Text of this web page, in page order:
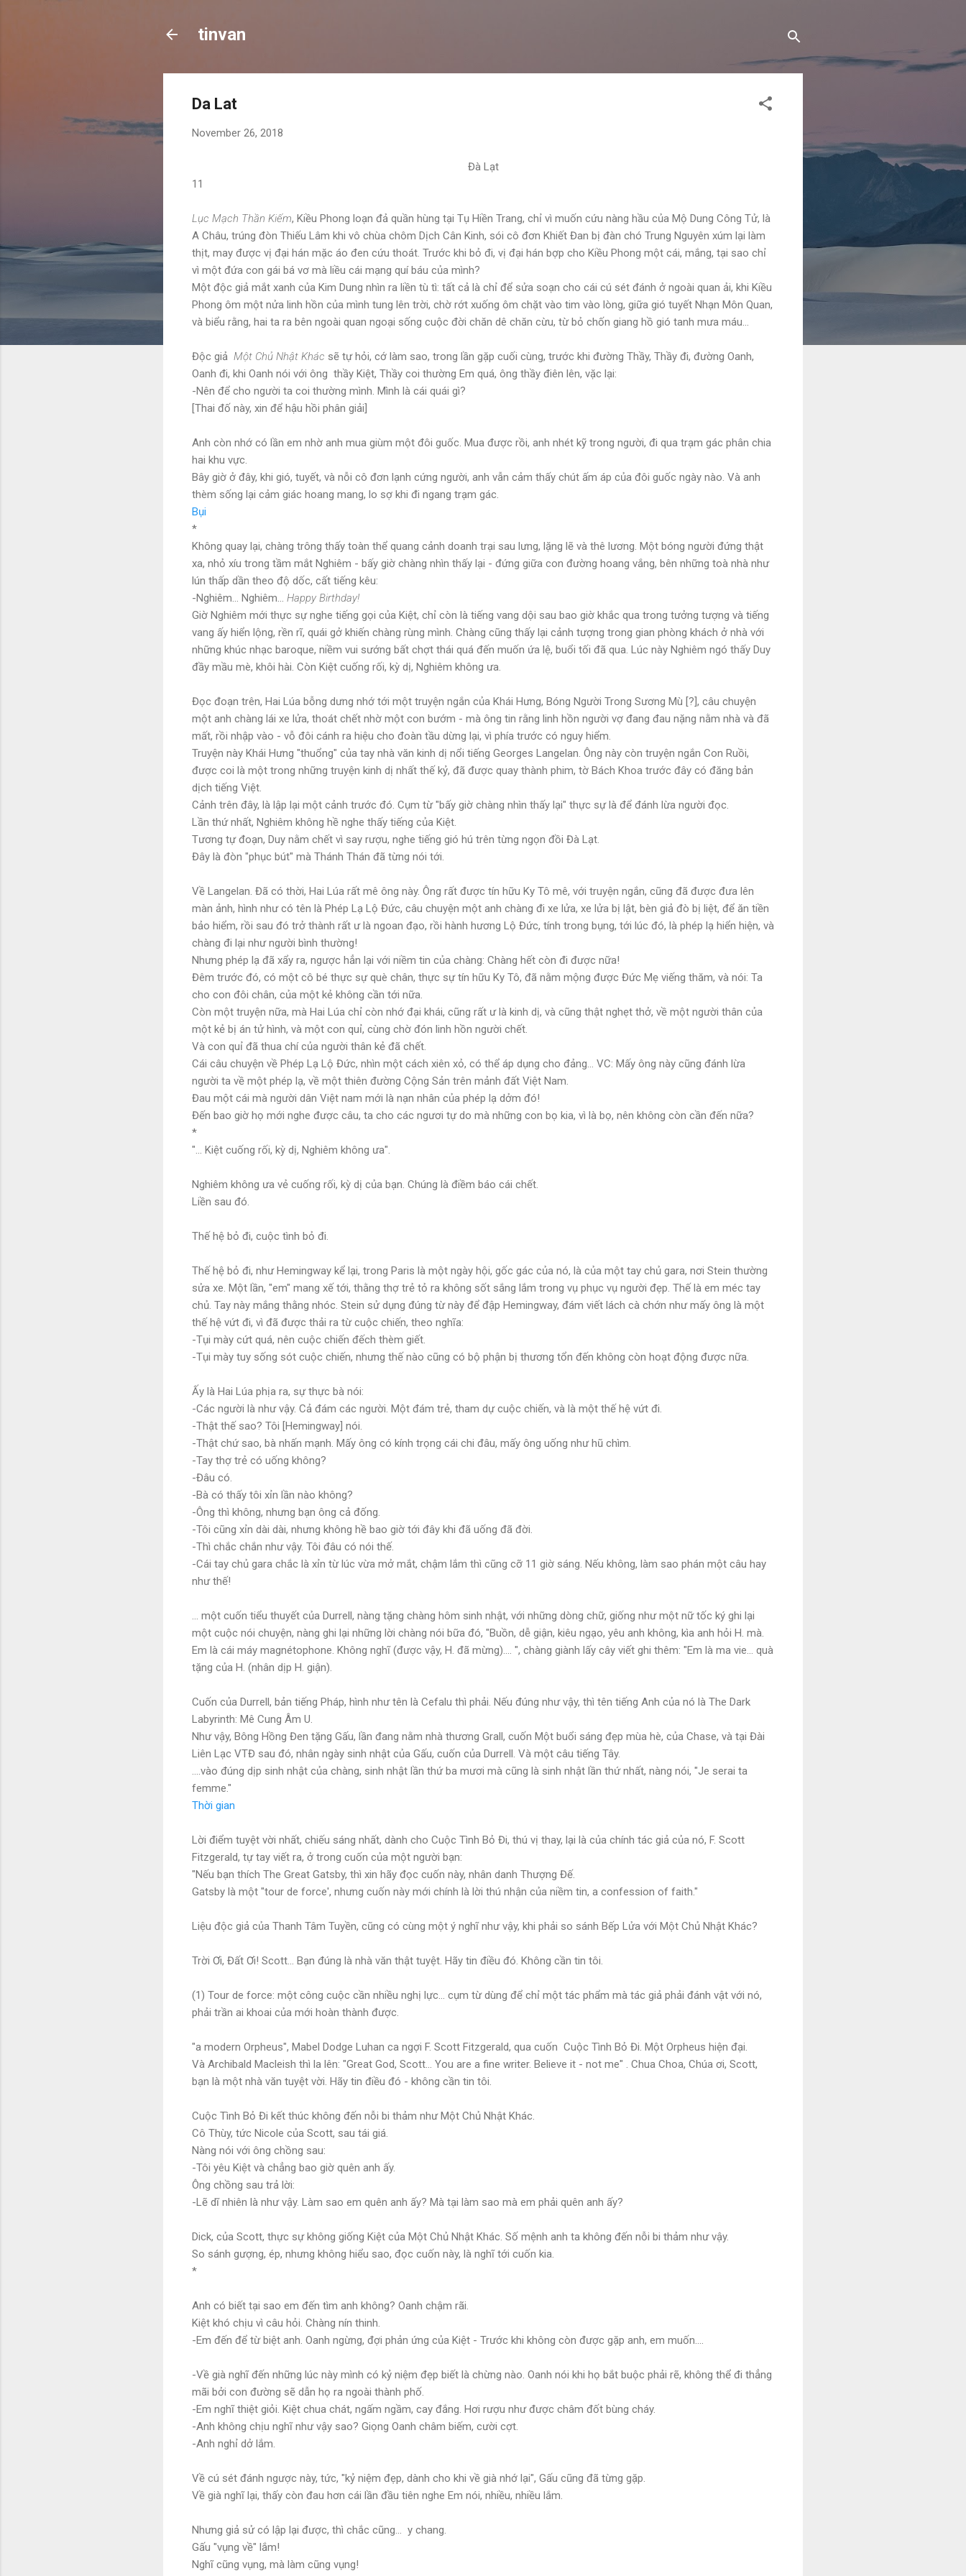
tinvan
Da Lat
November 26, 2018
Đà Lạt
11
Lục Mạch Thần Kiếm, Kiều Phong loạn đả quần hùng tại Tụ Hiền Trang, chỉ vì muốn cứu nàng hầu của Mộ Dung Công Tử, là
A Châu, trúng đòn Thiếu Lâm khi vô chùa chôm Dịch Cân Kinh, sói cô đơn Khiết Đan bị đàn chó Trung Nguyên xúm lại làm
thịt, may được vị đại hán mặc áo đen cứu thoát. Trước khi bỏ đi, vị đại hán bợp cho Kiều Phong một cái, mắng, tại sao chỉ
vì một đứa con gái bá vơ mà liều cái mạng quí báu của mình?
Một độc giả mắt xanh của Kim Dung nhìn ra liền tù tì: tất cả là chỉ để sửa soạn cho cái cú sét đánh ở ngoài quan ải, khi Kiều
Phong ôm một nửa linh hồn của mình tung lên trời, chờ rớt xuống ôm chặt vào tim vào lòng, giữa gió tuyết Nhạn Môn Quan,
và biểu rằng, hai ta ra bên ngoài quan ngoại sống cuộc đời chăn dê chăn cừu, từ bỏ chốn giang hồ gió tanh mưa máu...
Độc giả Một Chủ Nhật Khác sẽ tự hỏi, cớ làm sao, trong lần gặp cuối cùng, trước khi đường Thầy, Thầy đi, đường Oanh,
Oanh đi, khi Oanh nói với ông thầy Kiệt, Thầy coi thường Em quá, ông thầy điên lên, vặc lại:
-Nên để cho người ta coi thường mình. Mình là cái quái gì?
[Thai đố này, xin để hậu hồi phân giải]
Anh còn nhớ có lần em nhờ anh mua giùm một đôi guốc. Mua được rồi, anh nhét kỹ trong người, đi qua trạm gác phân chia
hai khu vực.
Bây giờ ở đây, khi gió, tuyết, và nỗi cô đơn lạnh cứng người, anh vẫn cảm thấy chút ấm áp của đôi guốc ngày nào. Và anh
thèm sống lại cảm giác hoang mang, lo sợ khi đi ngang trạm gác.
Bụi
*
Không quay lại, chàng trông thấy toàn thể quang cảnh doanh trại sau lưng, lặng lẽ và thê lương. Một bóng người đứng thật
xa, nhỏ xíu trong tầm mắt Nghiêm - bấy giờ chàng nhìn thấy lại - đứng giữa con đường hoang vắng, bên những toà nhà như
lún thấp dần theo độ dốc, cất tiếng kêu:
-Nghiêm… Nghiêm… Happy Birthday!
Giờ Nghiêm mới thực sự nghe tiếng gọi của Kiệt, chỉ còn là tiếng vang dội sau bao giờ khắc qua trong tưởng tượng và tiếng
vang ấy hiển lộng, rền rĩ, quái gở khiến chàng rùng mình. Chàng cũng thấy lại cảnh tượng trong gian phòng khách ở nhà với
những khúc nhạc baroque, niềm vui sướng bất chợt thái quá đến muốn ứa lệ, buổi tối đã qua. Lúc này Nghiêm ngó thấy Duy
đầy mầu mè, khôi hài. Còn Kiệt cuống rối, kỳ dị, Nghiêm không ưa.
Đọc đoạn trên, Hai Lúa bỗng dưng nhớ tới một truyện ngắn của Khái Hưng, Bóng Người Trong Sương Mù [?], câu chuyện
một anh chàng lái xe lửa, thoát chết nhờ một con bướm - mà ông tin rằng linh hồn người vợ đang đau nặng nằm nhà và đã
mất, rồi nhập vào - vỗ đôi cánh ra hiệu cho đoàn tầu dừng lại, vì phía trước có nguy hiểm.
Truyện này Khái Hưng "thuổng" của tay nhà văn kinh dị nổi tiếng Georges Langelan. Ông này còn truyện ngắn Con Ruồi,
được coi là một trong những truyện kinh dị nhất thế kỷ, đã được quay thành phim, tờ Bách Khoa trước đây có đăng bản
dịch tiếng Việt.
Cảnh trên đây, là lập lại một cảnh trước đó. Cụm từ "bấy giờ chàng nhìn thấy lại" thực sự là để đánh lừa người đọc.
Lần thứ nhất, Nghiêm không hề nghe thấy tiếng của Kiệt.
Tương tự đoạn, Duy nằm chết vì say rượu, nghe tiếng gió hú trên từng ngọn đồi Đà Lạt.
Đây là đòn "phục bút" mà Thánh Thán đã từng nói tới.
Về Langelan. Đã có thời, Hai Lúa rất mê ông này. Ông rất được tín hữu Ky Tô mê, với truyện ngắn, cũng đã được đưa lên
màn ảnh, hình như có tên là Phép Lạ Lộ Đức, câu chuyện một anh chàng đi xe lửa, xe lửa bị lật, bèn giả đò bị liệt, để ăn tiền
bảo hiểm, rồi sau đó trở thành rất ư là ngoan đạo, rồi hành hương Lộ Đức, tính trong bụng, tới lúc đó, là phép lạ hiển hiện, và
chàng đi lại như người bình thường!
Nhưng phép lạ đã xẩy ra, ngược hẳn lại với niềm tin của chàng: Chàng hết còn đi được nữa!
Đêm trước đó, có một cô bé thực sự què chân, thực sự tín hữu Ky Tô, đã nằm mộng được Đức Mẹ viếng thăm, và nói: Ta
cho con đôi chân, của một kẻ không cần tới nữa.
Còn một truyện nữa, mà Hai Lúa chỉ còn nhớ đại khái, cũng rất ư là kinh dị, và cũng thật nghẹt thở, về một người thân của
một kẻ bị án tử hình, và một con quỉ, cùng chờ đón linh hồn người chết.
Và con quỉ đã thua chí của người thân kẻ đã chết.
Cái câu chuyện về Phép Lạ Lộ Đức, nhìn một cách xiên xỏ, có thể áp dụng cho đảng... VC: Mấy ông này cũng đánh lừa
người ta về một phép lạ, về một thiên đường Cộng Sản trên mảnh đất Việt Nam.
Đau một cái mà người dân Việt nam mới là nạn nhân của phép lạ dởm đó!
Đến bao giờ họ mới nghe được câu, ta cho các ngươi tự do mà những con bọ kia, vì là bọ, nên không còn cần đến nữa?
*
"... Kiệt cuống rối, kỳ dị, Nghiêm không ưa".
Nghiêm không ưa vẻ cuống rối, kỳ dị của bạn. Chúng là điềm báo cái chết.
Liền sau đó.
Thế hệ bỏ đi, cuộc tình bỏ đi.
Thế hệ bỏ đi, như Hemingway kể lại, trong Paris là một ngày hội, gốc gác của nó, là của một tay chủ gara, nơi Stein thường
sửa xe. Một lần, "em" mang xế tới, thằng thợ trẻ tỏ ra không sốt sắng lắm trong vụ phục vụ người đẹp. Thế là em méc tay
chủ. Tay này mắng thằng nhóc. Stein sử dụng đúng từ này để đập Hemingway, đám viết lách cà chớn như mấy ông là một
thế hệ vứt đi, vì đã được thải ra từ cuộc chiến, theo nghĩa:
-Tụi mày cứt quá, nên cuộc chiến đếch thèm giết.
-Tụi mày tuy sống sót cuộc chiến, nhưng thế nào cũng có bộ phận bị thương tổn đến không còn hoạt động được nữa.
Ấy là Hai Lúa phịa ra, sự thực bà nói:
-Các người là như vậy. Cả đám các người. Một đám trẻ, tham dự cuộc chiến, và là một thế hệ vứt đi.
-Thật thế sao? Tôi [Hemingway] nói.
-Thật chứ sao, bà nhấn mạnh. Mấy ông có kính trọng cái chi đâu, mấy ông uống như hũ chìm.
-Tay thợ trẻ có uống không?
-Đâu có.
-Bà có thấy tôi xỉn lần nào không?
-Ông thì không, nhưng bạn ông cả đống.
-Tôi cũng xỉn dài dài, nhưng không hề bao giờ tới đây khi đã uống đã đời.
-Thì chắc chắn như vậy. Tôi đâu có nói thế.
-Cái tay chủ gara chắc là xỉn từ lúc vừa mở mắt, chậm lắm thì cũng cỡ 11 giờ sáng. Nếu không, làm sao phán một câu hay
như thế!
... một cuốn tiểu thuyết của Durrell, nàng tặng chàng hôm sinh nhật, với những dòng chữ, giống như một nữ tốc ký ghi lại
một cuộc nói chuyện, nàng ghi lại những lời chàng nói bữa đó, "Buồn, dễ giận, kiêu ngạo, yêu anh không, kìa anh hỏi H. mà.
Em là cái máy magnétophone. Không nghĩ (được vậy, H. đã mừng).... ", chàng giành lấy cây viết ghi thêm: "Em là ma vie... quà
tặng của H. (nhân dịp H. giận).
Cuốn của Durrell, bản tiếng Pháp, hình như tên là Cefalu thì phải. Nếu đúng như vậy, thì tên tiếng Anh của nó là The Dark
Labyrinth: Mê Cung Âm U.
Như vậy, Bông Hồng Đen tặng Gấu, lần đang nằm nhà thương Grall, cuốn Một buổi sáng đẹp mùa hè, của Chase, và tại Đài
Liên Lạc VTĐ sau đó, nhân ngày sinh nhật của Gấu, cuốn của Durrell. Và một câu tiếng Tây.
....vào đúng dịp sinh nhật của chàng, sinh nhật lần thứ ba mươi mà cũng là sinh nhật lần thứ nhất, nàng nói, "Je serai ta
femme."
Thời gian
Lời điểm tuyệt vời nhất, chiếu sáng nhất, dành cho Cuộc Tình Bỏ Đi, thú vị thay, lại là của chính tác giả của nó, F. Scott
Fitzgerald, tự tay viết ra, ở trong cuốn của một người bạn:
"Nếu bạn thích The Great Gatsby, thì xin hãy đọc cuốn này, nhân danh Thượng Đế.
Gatsby là một "tour de force', nhưng cuốn này mới chính là lời thú nhận của niềm tin, a confession of faith."
Liệu độc giả của Thanh Tâm Tuyền, cũng có cùng một ý nghĩ như vậy, khi phải so sánh Bếp Lửa với Một Chủ Nhật Khác?
Trời Ơi, Đất Ơi! Scott... Bạn đúng là nhà văn thật tuyệt. Hãy tin điều đó. Không cần tin tôi.
(1) Tour de force: một công cuộc cần nhiều nghị lực... cụm từ dùng để chỉ một tác phẩm mà tác giả phải đánh vật với nó,
phải trần ai khoai của mới hoàn thành được.
"a modern Orpheus", Mabel Dodge Luhan ca ngợi F. Scott Fitzgerald, qua cuốn Cuộc Tình Bỏ Đi. Một Orpheus hiện đại.
Và Archibald Macleish thì la lên: "Great God, Scott... You are a fine writer. Believe it - not me" . Chua Choa, Chúa ơi, Scott,
bạn là một nhà văn tuyệt vời. Hãy tin điều đó - không cần tin tôi.
Cuộc Tình Bỏ Đi kết thúc không đến nỗi bi thảm như Một Chủ Nhật Khác.
Cô Thùy, tức Nicole của Scott, sau tái giá.
Nàng nói với ông chồng sau:
-Tôi yêu Kiệt và chẳng bao giờ quên anh ấy.
Ông chồng sau trả lời:
-Lẽ dĩ nhiên là như vậy. Làm sao em quên anh ấy? Mà tại làm sao mà em phải quên anh ấy?
Dick, của Scott, thực sự không giống Kiệt của Một Chủ Nhật Khác. Số mệnh anh ta không đến nỗi bi thảm như vậy.
So sánh gượng, ép, nhưng không hiểu sao, đọc cuốn này, là nghĩ tới cuốn kia.
*
Anh có biết tại sao em đến tìm anh không? Oanh chậm rãi.
Kiệt khó chịu vì câu hỏi. Chàng nín thinh.
-Em đến để từ biệt anh. Oanh ngừng, đợi phản ứng của Kiệt - Trước khi không còn được gặp anh, em muốn....
-Về già nghĩ đến những lúc này mình có kỷ niệm đẹp biết là chừng nào. Oanh nói khi họ bắt buộc phải rẽ, không thể đi thẳng
mãi bởi con đường sẽ dẫn họ ra ngoài thành phố.
-Em nghĩ thiệt giỏi. Kiệt chua chát, ngấm ngầm, cay đắng. Hơi rượu như được châm đốt bùng cháy.
-Anh không chịu nghĩ như vậy sao? Giọng Oanh châm biếm, cười cợt.
-Anh nghỉ dở lắm.
Về cú sét đánh ngược này, tức, "kỷ niệm đẹp, dành cho khi về già nhớ lại", Gấu cũng đã từng gặp.
Về già nghĩ lại, thấy còn đau hơn cái lần đầu tiên nghe Em nói, nhiều, nhiều lắm.
Nhưng giả sử có lập lại được, thì chắc cũng... y chang.
Gấu "vụng về" lắm!
Nghĩ cũng vụng, mà làm cũng vụng!